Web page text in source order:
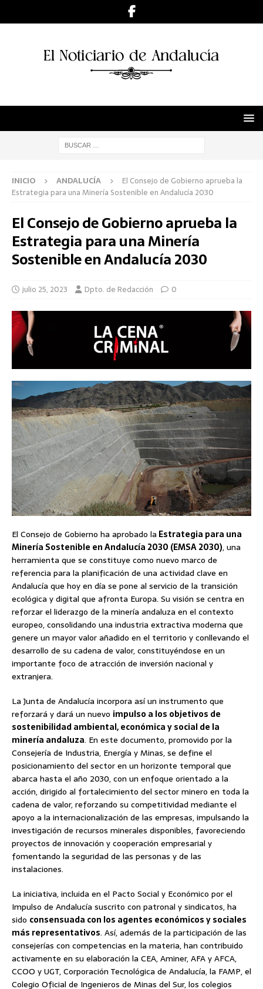
INICIO ANDALUCÍA
El Consejo de Gobierno aprueba la
Estrategia para una Minería Sostenible en Andalucía 2030
El Consejo de Gobierno aprueba la
Estrategia para una Minería
Sostenible en Andalucía 2030
julio 25, 2023 Dpto. de Redacción 0
El Consejo de Gobierno ha aprobado la Estrategia para una
Minería Sostenible en Andalucía 2030 (EMSA 2030), una
herramienta que se constituye como nuevo marco de
referencia para la planificación de una actividad clave en
Andalucía que hoy en día se pone al servicio de la transición
ecológica y digital que afronta Europa. Su visión se centra en
reforzar el liderazgo de la minería andaluza en el contexto
europeo, consolidando una industria extractiva moderna que
genere un mayor valor añadido en el territorio y conllevando el
desarrollo de su cadena de valor, constituyéndose en un
importante foco de atracción de inversión nacional y
extranjera.
La Junta de Andalucía incorpora así un instrumento que
reforzará y dará un nuevo impulso a los objetivos de
sostenibilidad ambiental, económica y social de la
minería andaluza. En este documento, promovido por la
Consejería de Industria, Energía y Minas, se define el
posicionamiento del sector en un horizonte temporal que
abarca hasta el año 2030, con un enfoque orientado a la
acción, dirigido al fortalecimiento del sector minero en toda la
cadena de valor, reforzando su competitividad mediante el
apoyo a la internacionalización de las empresas, impulsando la
investigación de recursos minerales disponibles, favoreciendo
proyectos de innovación y cooperación empresarial y
fomentando la seguridad de las personas y de las
instalaciones.
La iniciativa, incluida en el Pacto Social y Económico por el
Impulso de Andalucía suscrito con patronal y sindicatos, ha
sido consensuada con los agentes económicos y sociales
más representativos. Así, además de la participación de las
consejerías con competencias en la materia, han contribuido
activamente en su elaboración la CEA, Aminer, AFA y AFCA,
CCOO y UGT, Corporación Tecnológica de Andalucía, la FAMP, el
Colegio Oficial de Ingenieros de Minas del Sur, los colegios